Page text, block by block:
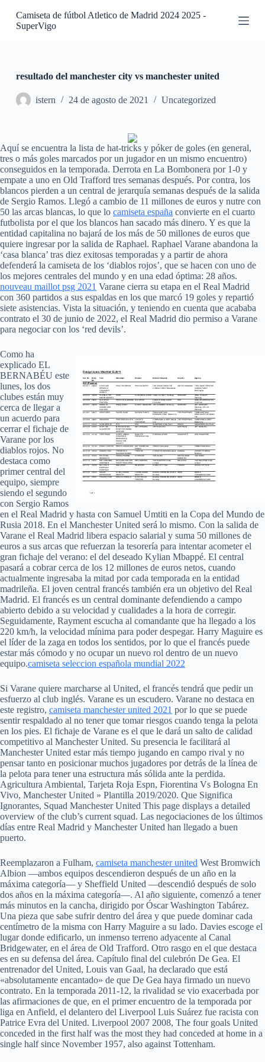
S
n
i
d
o
Camiseta de fútbol Atletico de Madrid 2024 2025 -
SuperVigo
resultado del manchester city vs manchester united
istern 24 de agosto de 2021 Uncategorized
Aquí se encuentra la lista de hat-tricks y póker de goles (en general,
tres o más goles marcados por un jugador en un mismo encuentro)
conseguidos en la temporada. Derrota en La Bombonera por 1-0 y
empate a uno en Old Trafford tres semanas después. Por contra, los
blancos pierden a un central de jerarquía semanas después de la salida
de Sergio Ramos. Llegó a cambio de 11 millones de euros y nutre con
50 las arcas blancas, lo que lo camiseta españa convierte en el cuarto
futbolista por el que los blancos han sacado más dinero. Y es que la
entidad capitalina no bajará de los más de 50 millones de euros que
quiere ingresar por la salida de Raphael. Raphael Varane abandona la
‘casa blanca’ tras diez exitosas temporadas y a partir de ahora
defenderá la camiseta de los ‘diablos rojos’, que se hacen con uno de
los mejores centrales del mundo y en una edad óptima: 28 años.
nouveau maillot psg 2021 Varane cierra su etapa en el Real Madrid
con 360 partidos a sus espaldas en los que marcó 19 goles y repartió
siete asistencias. Vista la situación, y teniendo en cuenta que acababa
contrato el 30 de junio de 2022, el Real Madrid dio permiso a Varane
para negociar con los ‘red devils’.
Como ha
explicado EL
BERNABÉU este
lunes, los dos
clubes están muy
cerca de llegar a
un acuerdo para
cerrar el fichaje de
Varane por los
diablos rojos. No
destaca como
primer central del
equipo, siempre
siendo el segundo
con Sergio Ramos
en el Real Madrid y hasta con Samuel Umtiti en la Copa del Mundo de
Rusia 2018. En el Manchester United será lo mismo. Con la salida de
Varane el Real Madrid libera espacio salarial y suma 50 millones de
euros a sus arcas que refuerzan la tesorería para intentar acometer el
gran fichaje del verano: el del deseado Kylian Mbappé. El central
pasará a cobrar cerca de los 12 millones de euros netos, cuando
actualmente ingresaba la mitad por cada temporada en la entidad
madrileña. El joven central francés también era un objetivo del Real
Madrid. El francés es un central dominante defendiendo a campo
abierto debido a su velocidad y cualidades a la hora de corregir.
Seguidamente, Rayment escucha al comandante que ha llegado a los
220 km/h, la velocidad mínima para poder despegar. Harry Maguire es
el líder de la zaga en todos los sentidos, por lo que el francés puede
estar más cómodo y no ocupar un nuevo rol dentro de un nuevo
equipo.camiseta seleccion española mundial 2022
Si Varane quiere marcharse al United, el francés tendrá que pedir un
esfuerzo al club inglés. Varane es un escudero. Varane no destaca en
este registro, camiseta manchester united 2021 por lo que se puede
sentir respaldado al no tener que tomar riesgos cuando tenga la pelota
en los pies. El fichaje de Varane es el que le dará un salto de calidad
competitivo al Manchester United. Su presencia le facilitará al
Manchester United estar más tiempo jugando en campo rival y no
pensar tanto en posicionar muchos jugadores por detrás de la línea de
la pelota para tener una estructura más sólida ante la perdida.
Agricultura Ambiental, Tarjeta Roja Espn, Fiorentina Vs Bologna En
Vivo, Manchester United » Plantilla 2019/2020. Que Significa
Ignorantes, Squad Manchester United This page displays a detailed
overview of the club’s current squad. Las negociaciones de los últimos
días entre Real Madrid y Manchester United han llegado a buen
puerto.
Reemplazaron a Fulham, camiseta manchester united West Bromwich
Albion —ambos equipos descendieron después de un año en la
máxima categoría— y Sheffield United —descendió después de solo
dos años en la máxima categoría—. Al año siguiente, comenzó a tener
más minutos en la cancha, dirigido por Óscar Washington Tabárez.
Una pieza que sabe sufrir dentro del área y que puede dominar cada
centímetro de la misma con Harry Maguire a su lado. Davies escoge el
lugar donde edificarlo, un inmenso terreno adyacente al Canal
Bridgewater, en el área de Old Trafford. Otro rasgo en el que destaca
es en su defensa del área. Capítulo final del culebrón De Gea. El
entrenador del United, Louis van Gaal, ha declarado que está
«absolutamente encantado» de que De Gea haya firmado un nuevo
contrato. En la temporada 2011-12, la rivalidad se vio exacerbada por
las afirmaciones de que, en el primer encuentro de la temporada por
liga en Anfield, el delantero del Liverpool Luis Suárez fue racista con
Patrice Evra del United. Liverpool 2007 2008, The four goals United
conceded in the first half was the most they had conceded at home in a
single half since November 1957, also against Tottenham.